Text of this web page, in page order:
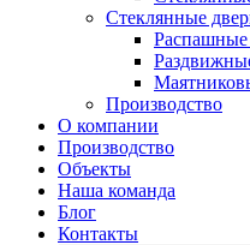
Стеклянные
Распашные
Производство
О компании
Производство
Объекты
Наша команда
Блог
Контакты